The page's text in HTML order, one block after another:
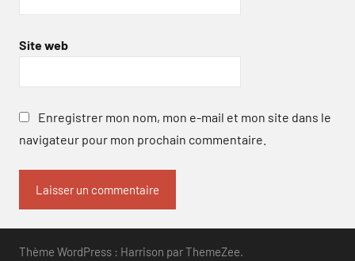
Site web
Enregistrer mon nom, mon e-mail et mon site dans le
navigateur pour mon prochain commentaire.
Thème WordPress : Harrison par ThemeZee.